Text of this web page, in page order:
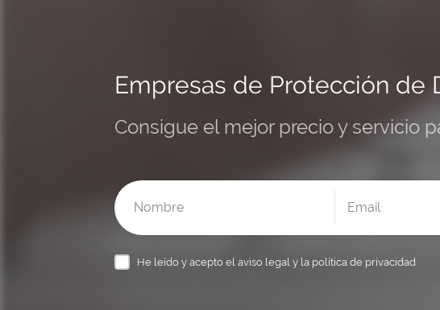
Empresas de Protección de
Consigue el mejor precio y servicio
He leído y acepto el aviso legal y la política de privacidad